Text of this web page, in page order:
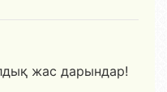
жас дарындар!